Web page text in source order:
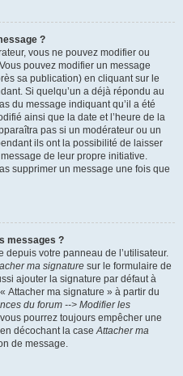
?
vous ne pouvez modifier ou
pouvez modifier un message
sa publication) en cliquant sur le
Si quelqu’un a déjà répondu au
du message indiquant qu’il a été
ainsi que la date et l’heure de la
pas si un modérateur ou un
ils ont la possibilité de laisser
de leur propre initiative.
supprimer un message une fois que
messages ?
depuis votre panneau de l’utilisateur.
ma signature sur le formulaire de
ajouter la signature par défaut à
Attacher ma signature » à partir du
du forum --> Modifier les
pourrez toujours empêcher une
décochant la caseAttacher ma
de message.